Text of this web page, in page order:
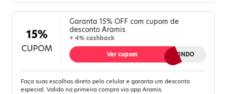
15%
Garanta 15% OFF com cupom de
desconto Aramis
+ 4% cashback
APPBEMVINDO
Ver cupom
Faça suas escolhas direto pelo celular e garanta um desconto
especial. Valido na primeira compra via app Aramis.